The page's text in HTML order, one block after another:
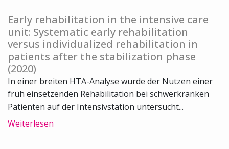
Early rehabilitation in the intensive care
unit: Systematic early rehabilitation
versus individualized rehabilitation in
patients after the stabilization phase
(2020)
In einer breiten HTA-Analyse wurde der Nutzen einer
früh einsetzenden Rehabilitation bei schwerkranken
Patienten auf der Intensivstation untersucht...
Weiterlesen